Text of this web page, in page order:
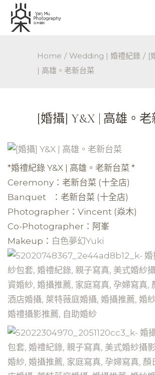
Home Wedding | 婚禮紀錄
[
| 高雄。老新台菜
[婚攝] Y&X | 高雄。
*婚禮紀錄 Y&X | 高雄。老新台菜 *
Ceremony：老新台菜 (十全店)
Banquet ：老新台菜 (十全店)
Photographer：Vincent (焱木)
Co-Photographer：阿峯
Makeup： 白色夢幻Yuki